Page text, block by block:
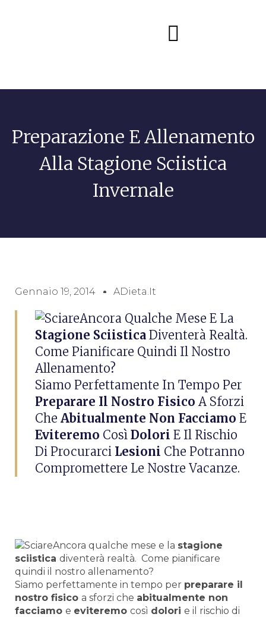
Preparazione E Allenamento
Alla Stagione Sciistica
Invernale
Gennaio 19, 2014 ADieta.it
Ancora Qualche Mese E La
Stagione Sciistica Diventerà Realtà.
Come Pianificare Quindi Il Nostro
Allenamento?
Siamo Perfettamente In Tempo Per
Preparare Il Nostro Fisico A Sforzi
Che Abitualmente Non Facciamo E
Eviteremo Così Dolori E Il Rischio
Di Procurarci Lesioni Che Potranno
Compromettere Le Nostre Vacanze.
Ancora qualche mese e la stagione
sciistica diventerà realtà. Come pianificare
quindi il nostro allenamento?
Siamo perfettamente in tempo per preparare il
nostro fisico a sforzi che abitualmente non
facciamo e eviteremo così dolori e il rischio di